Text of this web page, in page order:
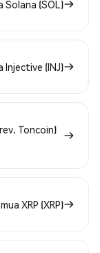
Solana (SOL)
Injective (INJ)
Toncoin)
XRP (XRP)